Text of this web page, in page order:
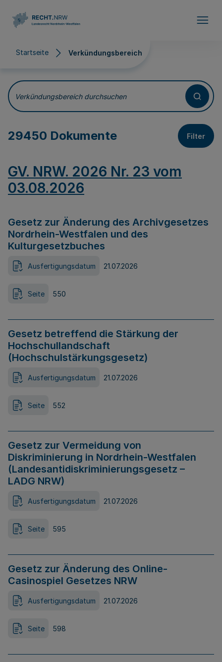
Startseite Verkündungsbereich
Verkündungsbereich
Verkündungsbereich durchsuchen
29450 Dokumente Filter
GV. NRW. 2026 Nr. 23 vom
03.08.2026
Gesetz zur Änderung des Archivgesetzes
Nordrhein-Westfalen und des
Kulturgesetzbuches
Ausfertigungsdatum 21.07.2026
Seite 550
Gesetz betreffend die Stärkung der
Hochschullandschaft
(Hochschulstärkungsgesetz)
Ausfertigungsdatum 21.07.2026
Seite 552
Gesetz zur Vermeidung von
Diskriminierung in Nordrhein-Westfalen
(Landesantidiskriminierungsgesetz –
LADG NRW)
Ausfertigungsdatum 21.07.2026
Seite 595
Gesetz zur Änderung des Online-
Casinospiel Gesetzes NRW
Ausfertigungsdatum 21.07.2026
Seite 598